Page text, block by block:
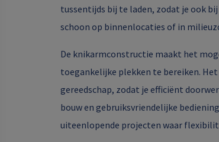
tussentijds bij te laden, zodat je ook
schoon op binnenlocaties of in
De knikarmconstructie maakt het
toegankelijke plekken te bereiken.
gereedschap, zodat je efficiënt
bouw en gebruiksvriendelijke
uiteenlopende projecten waar